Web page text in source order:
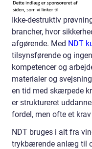
Ikke-destruktiv
brancher, hvor
afgørende. Med NDT
tilsynsførende og
kompetencer og
materialer og
en tid med skærpede
er struktureret
fordel, men ofte et
NDT bruges i alt fra
trykbærende anlæg til